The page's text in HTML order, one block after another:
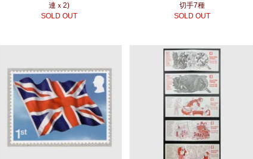
連ｘ2)
SOLD OUT
切手7種
SOLD OUT